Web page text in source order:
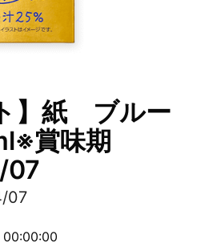
】紙 ブルー
賞味期
07
07
00:00:00